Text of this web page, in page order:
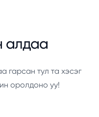
алдаа
гарсан тул та хэсэг
оролдоно уу!